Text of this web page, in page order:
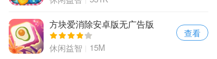
方块爱消除安卓版无广告版
休闲益智 15M
查看